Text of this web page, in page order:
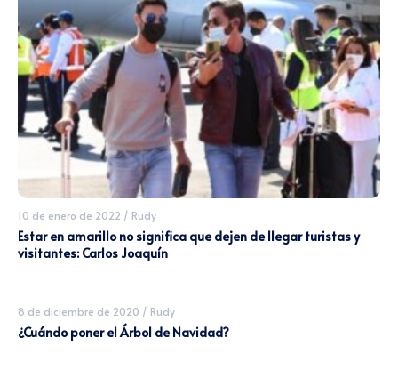
10 de enero de 2022 / Rudy
Estar en amarillo no significa que dejen de llegar turistas y
visitantes: Carlos Joaquín
8 de diciembre de 2020 / Rudy
¿Cuándo poner el Árbol de Navidad?